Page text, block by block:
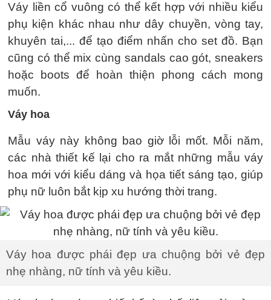
Váy liền cổ vuông có thể kết hợp với nhiều kiểu
phụ kiện khác nhau như dây chuyền, vòng tay,
khuyên tai,... để tạo điểm nhấn cho set đồ. Bạn
cũng có thể mix cùng sandals cao gót, sneakers
hoặc boots để hoàn thiện phong cách mong
muốn.
Váy hoa
Mẫu váy này không bao giờ lỗi mốt. Mỗi năm,
các nhà thiết kế lại cho ra mắt những mẫu váy
hoa mới với kiểu dáng và họa tiết sáng tạo, giúp
phụ nữ luôn bắt kịp xu hướng thời trang.
Váy hoa được phái đẹp ưa chuộng bởi vẻ đẹp
nhẹ nhàng, nữ tính và yêu kiều.